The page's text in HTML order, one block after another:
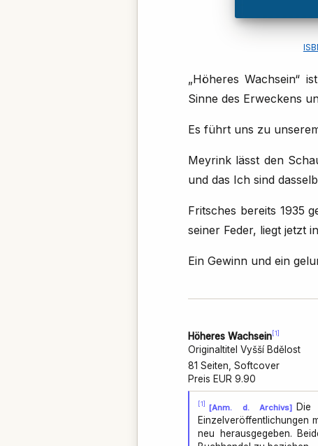
„Höheres Wachsein“
Sinne des Erweckens
Es führt uns zu
Meyrink lässt den
und das Ich sind
Fritsches bereits 1935
seiner Feder, liegt jetzt
Ein Gewinn und ein
Höheres Wachsein[1]
Originaltitel Vyšší Bdělost
81 Seiten, Softcover
Preis EUR 9.90
[1] [Anm. d. Archivs]
Einzelveröffentlichungen
neu herausgegeben.